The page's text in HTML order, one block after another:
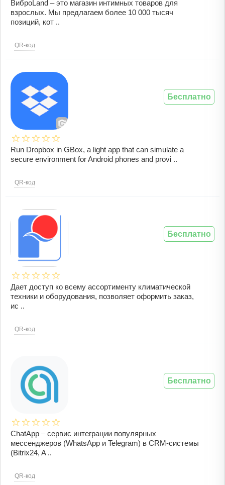
ВиброLand – это магазин интимных товаров для
взрослых. Мы предлагаем более 10 000 тысяч
позиций, кот ..
QR-код
Run Dropbox in GBox, a light app that can simulate a
secure environment for Android phones and provi ..
QR-код
Бесплатно
Дает доступ ко всему ассортименту климатической
техники и оборудования, позволяет оформить заказ,
ис ..
QR-код
Бесплатно
ChatApp – сервис интеграции популярных
мессенджеров (WhatsApp и Telegram) в CRM-системы
(Bitrix24, A ..
QR-код
Бесплатно